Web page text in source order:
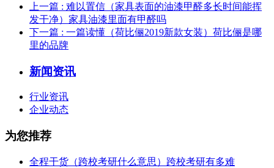
上一篇 : 难以置信（家具表面的油漆甲醛多长时间能挥
发干净）家具油漆里面有甲醛吗
下一篇 : 一篇读懂（荷比俪2019新款女装）荷比俪是哪
里的品牌
新闻资讯
行业资讯
企业动态
为您推荐
全程干货（跨校考研什么意思）跨校考研有多难